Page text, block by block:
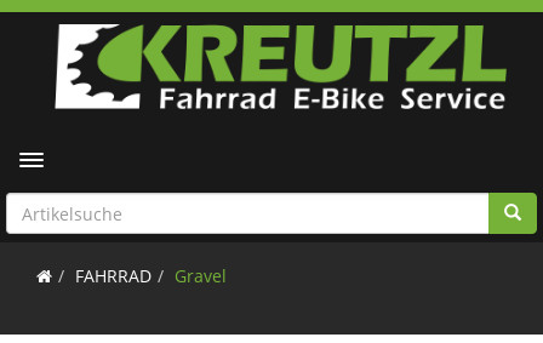
Toggle navigation
FAHRRAD Gravel